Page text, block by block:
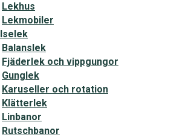
Lekhus
Lekmobiler
Balanslek
Fjäderlek och vippgungor
Gunglek
Karuseller och rotation
Klätterlek
Linbanor
Rutschbanor